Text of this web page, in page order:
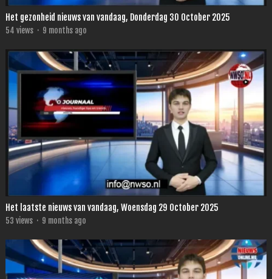
Het gezonheid nieuws van vandaag, Donderdag 30 October 2025
54 views · 9 months ago
Het laatste nieuws van vandaag, Woensdag 29 October 2025
53 views · 9 months ago